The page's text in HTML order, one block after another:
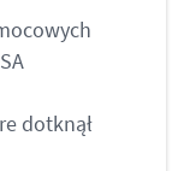
dotknął